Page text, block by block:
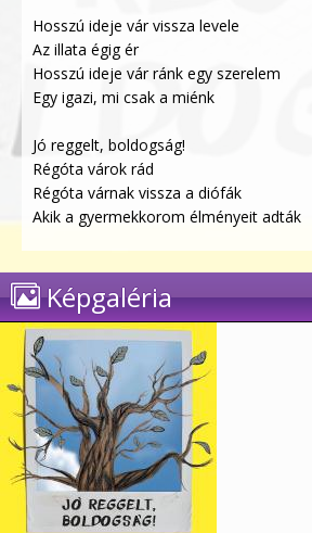
Hosszú ideje vár vissza levele
Az illata égig ér
Hosszú ideje vár ránk egy szerelem
Egy igazi, mi csak a miénk
Jó reggelt, boldogság!
Régóta várok rád
Régóta várnak vissza a diófák
Akik a gyermekkorom élményeit adták
Képgaléria